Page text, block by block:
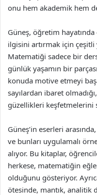
onu hem akademik hem
Güneş, öğretim
ilgisini artırmak için
Matematiği sadece bir
günlük yaşamın bir
konuda motive etmeyi
sayılardan ibaret
güzellikleri keşfetmelerini
Güneş’in eserleri
ve bunları uygulamalı
alıyor. Bu kitaplar,
herkese, matematiğin
olduğunu gösteriyor.
ötesinde, mantık, analitik